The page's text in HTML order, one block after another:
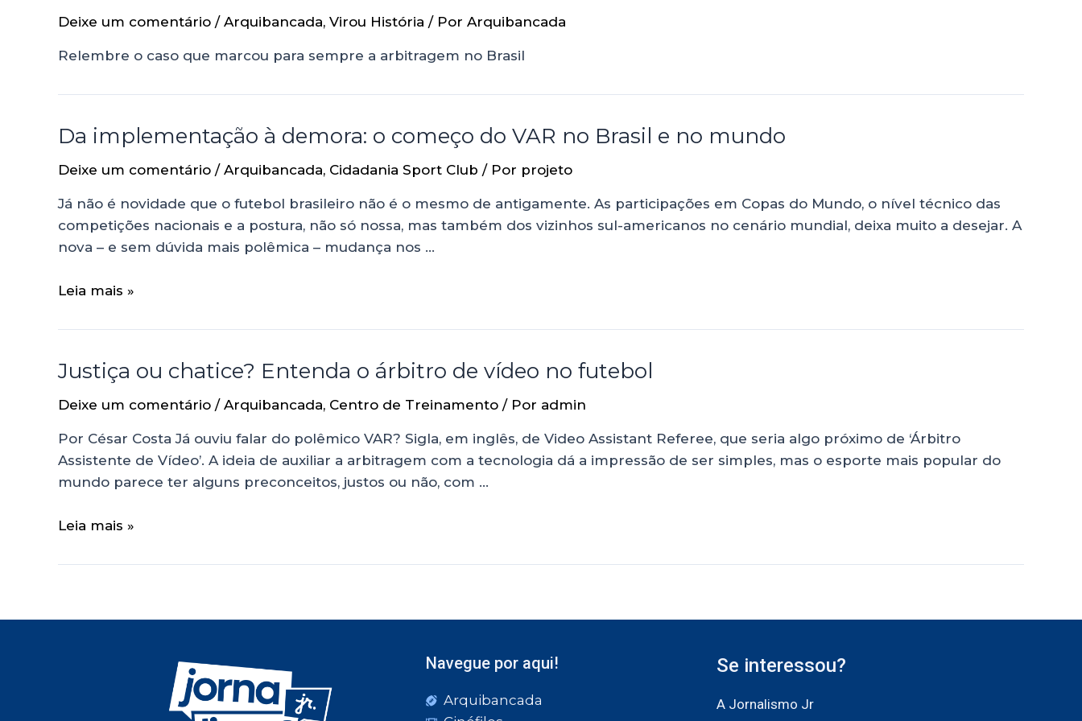
Deixe um comentário / Arquibancada, Virou História / Por Arquibancada
Relembre o caso que marcou para sempre a arbitragem no Brasil
Da implementação à demora: o começo do VAR no Brasil e no mundo
Deixe um comentário / Arquibancada, Cidadania Sport Club / Por projeto
Já não é novidade que o futebol brasileiro não é o mesmo de antigamente. As participações em Copas do Mundo, o nível técnico das
competições nacionais e a postura, não só nossa, mas também dos vizinhos sul-americanos no cenário mundial, deixa muito a desejar. A
nova – e sem dúvida mais polêmica – mudança nos …
Leia mais »
Justiça ou chatice? Entenda o árbitro de vídeo no futebol
Deixe um comentário / Arquibancada, Centro de Treinamento / Por admin
Por César Costa Já ouviu falar do polêmico VAR? Sigla, em inglês, de Video Assistant Referee, que seria algo próximo de ‘Árbitro
Assistente de Vídeo’. A ideia de auxiliar a arbitragem com a tecnologia dá a impressão de ser simples, mas o esporte mais popular do
mundo parece ter alguns preconceitos, justos ou não, com …
Leia mais »
Navegue por aqui!
Arquibancada
Se interessou?
A Jornalismo Jr